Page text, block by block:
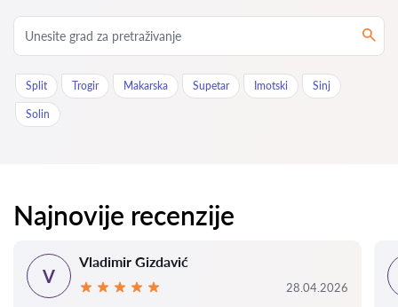
Split Trogir Makarska Supetar Imotski Sinj
Solin
Najnovije recenzije
V
Vladimir Gizdavić
28.04.2026